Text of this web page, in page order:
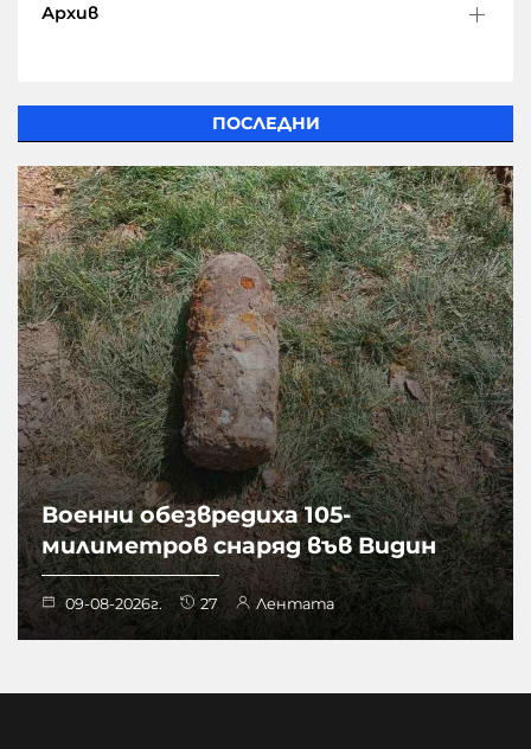
Архив
ПОСЛЕДНИ
Военни обезвредиха 105-
милиметров снаряд във Видин
09-08-2026г. 27 Лентата